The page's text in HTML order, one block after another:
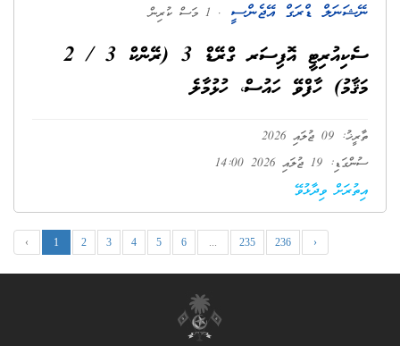
ނޭޝަނަލް ޑްރަގް އޭޖެންސީ . 1 މަސް ކުރިން
ސެކިއުރިޓީ އޮފިސަރ ގްރޭޑް 3 (ރޭންކް 3 / 2
މަޤާމު) ހާފްވޭ ހައުސް، ހުޅުމާލެ
ތާރީޚު: 09 ޖުލައި 2026
ސުންގަޑި: 19 ޖުލައި 2026 14:00
އިތުރަށް ވިދާޅުވޭ
‹ 1 2 3 4 5 6 ... 235 236 ›